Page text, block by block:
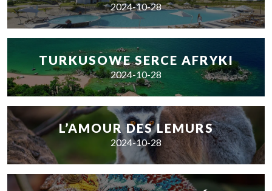
2024-10-28
TURKUSOWE SERCE AFRYKI
2024-10-28
L’AMOUR DES LEMURS
2024-10-28